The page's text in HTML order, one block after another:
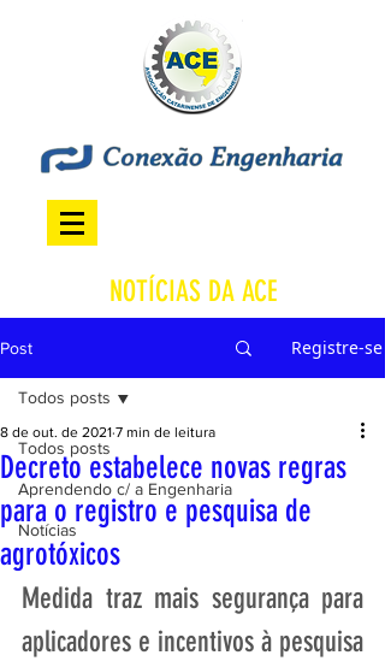
NOTÍCIAS DA ACE
Post Registre-se
Todos posts
Aprendendo c/ a Engenharia
Notícias
Todos posts
Decreto estabelece novas regras
para o registro e pesquisa de
agrotóxicos
8 de out. de 2021 7 min de leitura
Medida traz mais segurança para
aplicadores e incentivos à pesquisa